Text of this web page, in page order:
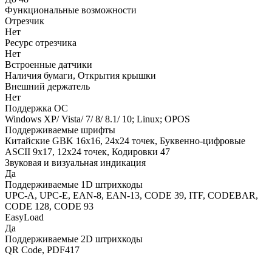
Функциональные возможности
Отрезчик
Нет
Ресурс отрезчика
Нет
Встроенные датчики
Наличия бумаги, Открытия крышки
Внешний держатель
Нет
Поддержка ОС
Windows XP/ Vista/ 7/ 8/ 8.1/ 10; Linux; OPOS
Поддерживаемые шрифты
Китайские GBK 16x16, 24x24 точек, Буквенно-цифровые
ASCII 9x17, 12x24 точек, Кодировки 47
Звуковая и визуальная индикация
Да
Поддерживаемые 1D штрихкоды
UPC-A, UPC-E, EAN-8, EAN-13, CODE 39, ITF, CODEBAR,
CODE 128, CODE 93
EasyLoad
Да
Поддерживаемые 2D штрихкоды
QR Code, PDF417